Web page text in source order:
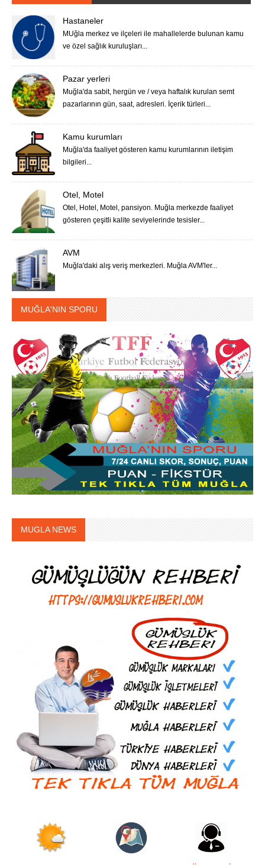
Hastaneler
MUğla merkez ve ilçeleri ile mahallelerde bulunan kamu
ve özel sağlık kuruluşları...
Pazar yerleri
Muğla'da sabit, hergün ve / veya haftalık kurulan semt
pazarlarının gün, saat, adresleri. İçerik türleri...
Kamu kurumları
Muğla'da faaliyet gösteren kamu kurumlarının iletişim
bilgileri...
Otel, Motel
Otel, Hotel, Motel, pansiyon. Muğla merkezde faaliyet
gösteren çeşitli kalite seviyelerinde tesisler...
AVM
Muğla'daki alış veriş merkezleri. Muğla AVM'ler...
MUĞLA'NIN SPORU
MUGLA NEWS